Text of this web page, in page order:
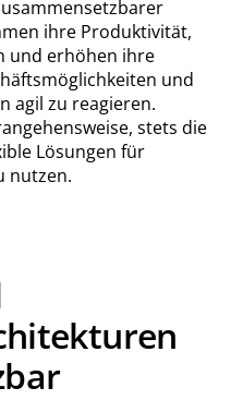
ihre Produktivität,
und erhöhen ihre
und
agil zu reagieren.
stets die
Lösungen für
nutzen.